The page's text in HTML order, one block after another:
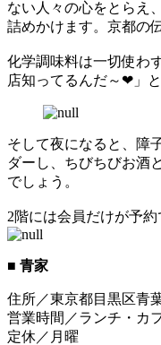
ない人々の心をとらえ
詰めかけます。京都の
化学調味料は一切使わ
店知ってるんだ～❤」
そして夜になると、障
ダーし、ちびちびお酒
でしょう。
2階には会員だけが予
■ 青家
住所／東京都目黒区青
営業時間／ランチ・カ
定休／月曜